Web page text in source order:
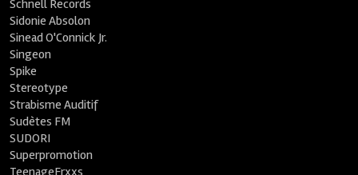
Schnell Records
Sidonie Absolon
Sinead O'Connick Jr.
Singeon
Spike
Stereotype
Strabisme Auditif
Sudètes FM
SUDORI
Superpromotion
TeenageFrxxs